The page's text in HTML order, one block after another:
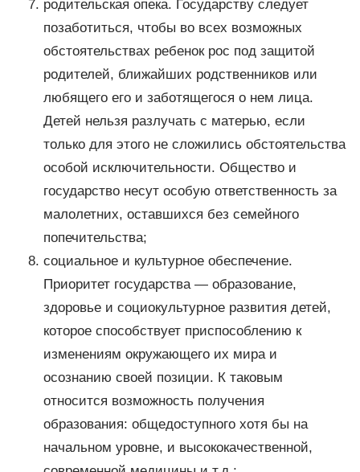
родительская опека. Государству следует
позаботиться, чтобы во всех возможных
обстоятельствах ребенок рос под защитой
родителей, ближайших родственников или
любящего его и заботящегося о нем лица.
Детей нельзя разлучать с матерью, если
только для этого не сложились обстоятельства
особой исключительности. Общество и
государство несут особую ответственность за
малолетних, оставшихся без семейного
попечительства;
социальное и культурное обеспечение.
Приоритет государства — образование,
здоровье и социокультурное развития детей,
которое способствует приспособлению к
изменениям окружающего их мира и
осознанию своей позиции. К таковым
относится возможность получения
образования: общедоступного хотя бы на
начальном уровне, и высококачественной,